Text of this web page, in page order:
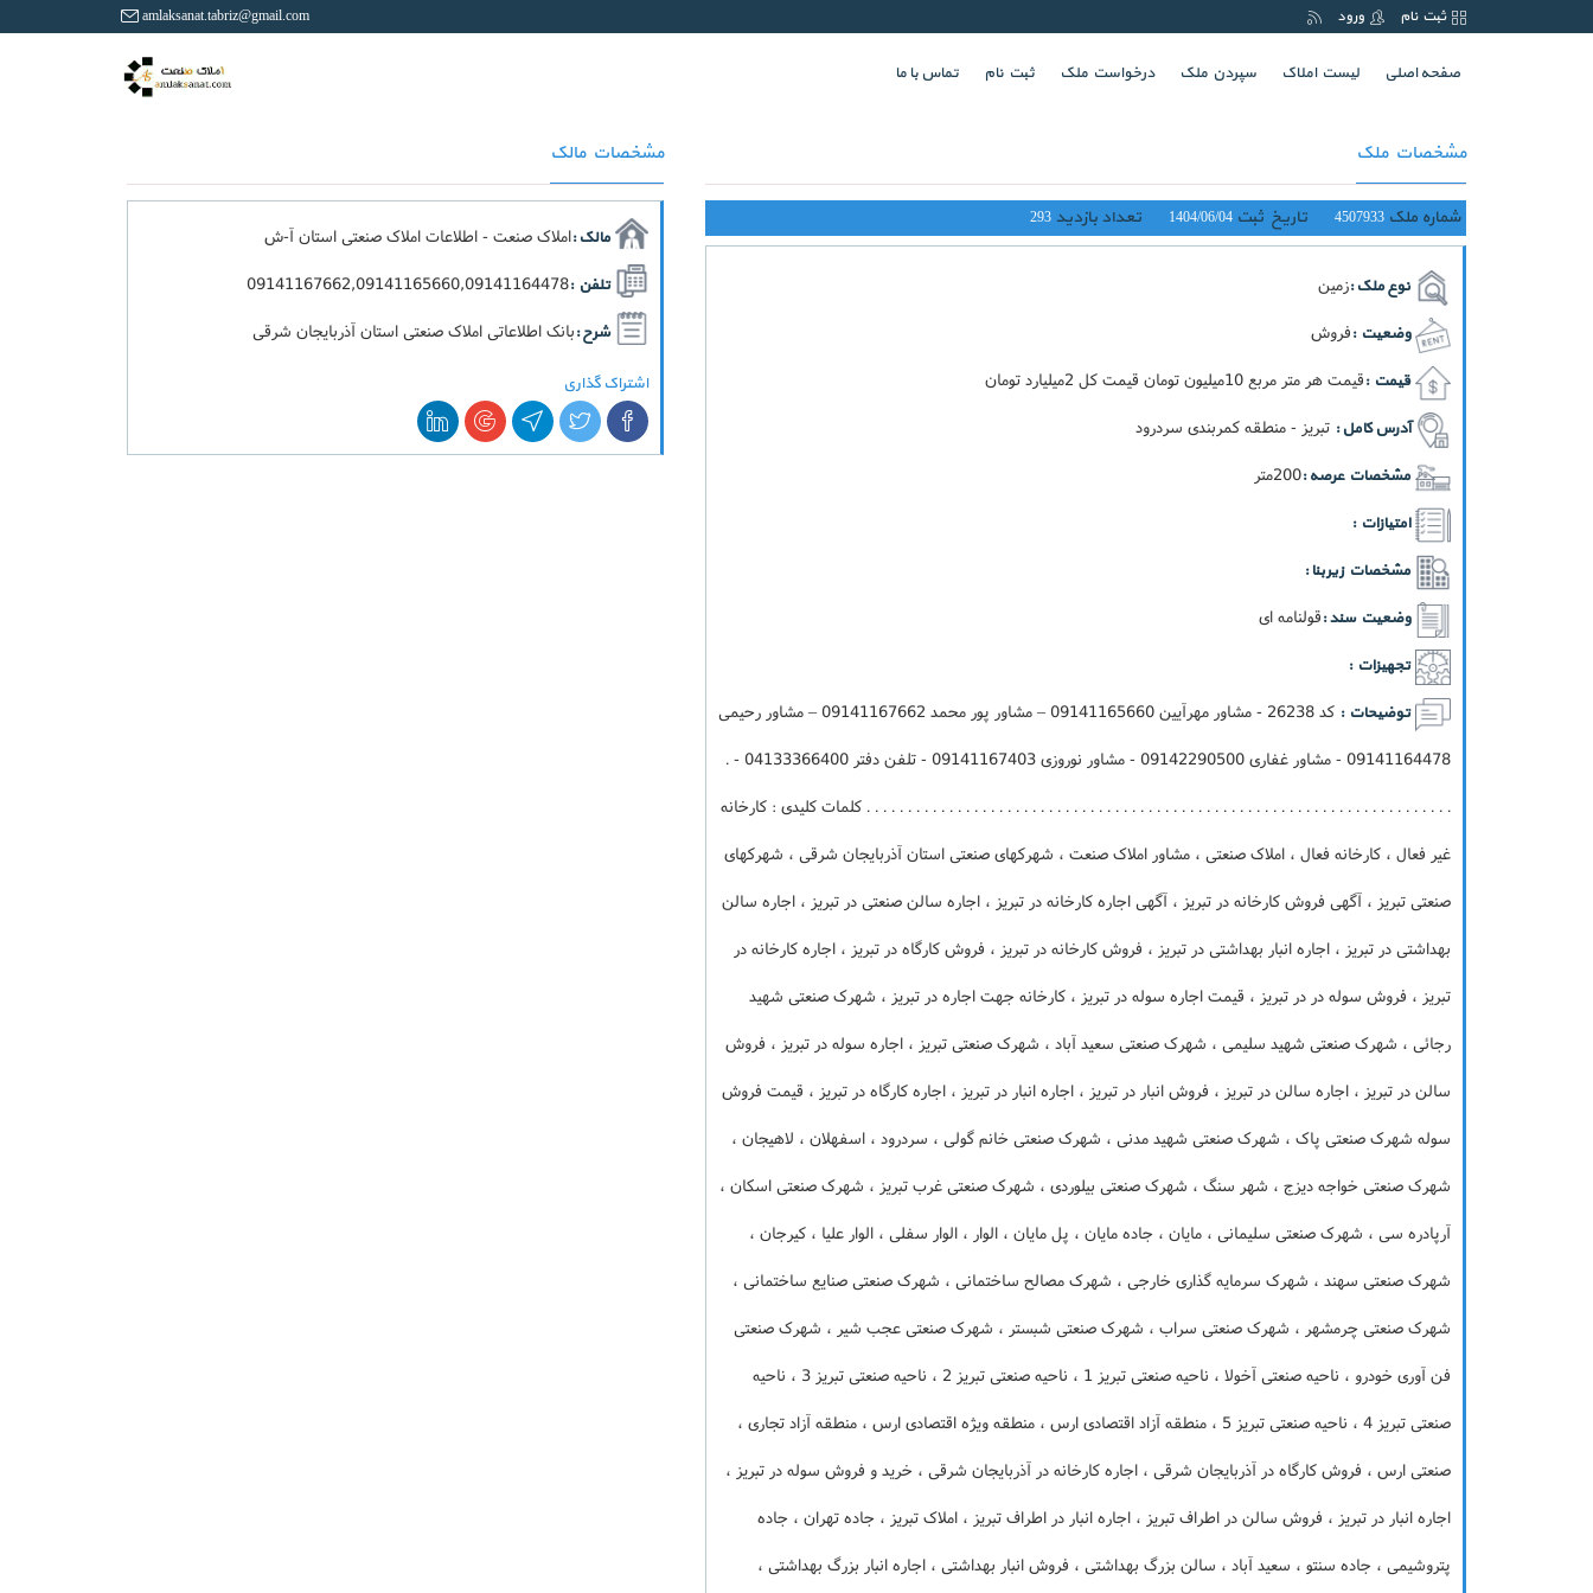
ثبت نام ورود amlaksanat.tabriz@gmail.com
صفحه اصلی لیست املاک سپردن ملک درخواست ملک ثبت نام تماس با ما
مشخصات ملک
شماره ملک 4507933 تاریخ ثبت 1404/06/04 تعداد بازدید 293
نوع ملک :زمین
وضعیت :فروش
قیمت :قيمت هر متر مربع 10ميليون تومان قيمت کل 2ميليارد تومان
آدرس کامل : تبریز - منطقه کمربندی سردرود
مشخصات عرصه :200متر
امتیازات :
مشخصات زیربنا :
وضعیت سند :قولنامه ای
تجهیزات :
توضیحات :
کد 26238 - مشاور مهرآیین 09141165660 – مشاور پور محمد 09141167662 – مشاور رحیمی
09141164478 - مشاور غفاری 09142290500 - مشاور نوروزی 09141167403 - تلفن دفتر 04133366400 - .
. . . . . . . . . . . . . . . . . . . . . . . . . . . . . . . . . . . . . . . . . . . . . . . . . . . . . . . . . . . . . . . . . . . . . . . کلمات کلیدی : کارخانه
غیر فعال ، کارخانه فعال ، املاک صنعتی ، مشاور املاک صنعت ، شهرکهای صنعتی استان آذربایجان شرقی ، شهرکهای
صنعتی تبریز ، آگهی فروش کارخانه در تبریز ، آگهی اجاره کارخانه در تبریز ، اجاره سالن صنعتی در تبریز ، اجاره سالن
بهداشتی در تبریز ، اجاره انبار بهداشتی در تبریز ، فروش کارخانه در تبریز ، فروش کارگاه در تبریز ، اجاره کارخانه در
تبریز ، فروش سوله در در تبریز ، قیمت اجاره سوله در تبریز ، کارخانه جهت اجاره در تبریز ، شهرک صنعتی شهید
رجائی ، شهرک صنعتی شهید سلیمی ، شهرک صنعتی سعید آباد ، شهرک صنعتی تبریز ، اجاره سوله در تبریز ، فروش
سالن در تبریز ، اجاره سالن در تبریز ، فروش انبار در تبریز ، اجاره انبار در تبریز ، اجاره کارگاه در تبریز ، قیمت فروش
سوله شهرک صنعتی پاک ، شهرک صنعتی شهید مدنی ، شهرک صنعتی خانم گولی ، سردرود ، اسفهلان ، لاهیجان ،
شهرک صنعتی خواجه دیزج ، شهر سنگ ، شهرک صنعتی بیلوردی ، شهرک صنعتی غرب تبریز ، شهرک صنعتی اسکان ،
آرپادره سی ، شهرک صنعتی سلیمانی ، مایان ، جاده مایان ، پل مایان ، الوار ، الوار سفلی ، الوار علیا ، کیرجان ،
شهرک صنعتی سهند ، شهرک سرمایه گذاری خارجی ، شهرک مصالح ساختمانی ، شهرک صنعتی صنایع ساختمانی ،
شهرک صنعتی چرمشهر ، شهرک صنعتی سراب ، شهرک صنعتی شبستر ، شهرک صنعتی عجب شیر ، شهرک صنعتی
فن آوری خودرو ، ناحیه صنعتی آخولا ، ناحیه صنعتی تبریز 1 ، ناحیه صنعتی تبریز 2 ، ناحیه صنعتی تبریز 3 ، ناحیه
صنعتی تبریز 4 ، ناحیه صنعتی تبریز 5 ، منطقه آزاد اقتصادی ارس ، منطقه ویژه اقتصادی ارس ، منطقه آزاد تجاری ،
صنعتی ارس ، فروش کارگاه در آذربایجان شرقی ، اجاره کارخانه در آذربایجان شرقی ، خرید و فروش سوله در تبریز ،
اجاره انبار در تبریز ، فروش سالن در اطراف تبریز ، اجاره انبار در اطراف تبریز ، املاک تبریز ، جاده تهران ، جاده
پتروشیمی ، جاده سنتو ، سعید آباد ، سالن بزرگ بهداشتی ، فروش انبار بهداشتی ، اجاره انبار بزرگ بهداشتی ،
مشخصات مالک
مالک :املاک صنعت - اطلاعات املاک صنعتی استان آ-ش
تلفن :09141167662,09141165660,09141164478
شرح :بانک اطلاعاتی املاک صنعتی استان آذربایجان شرقی
اشتراک گذاری